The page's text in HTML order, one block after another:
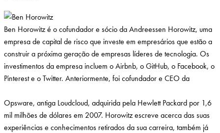
Ben Horowitz é o cofundador e sócio da Andreessen Horowitz, uma
empresa de capital de risco que investe em empresários que estão a
construir a próxima geração de empresas líderes de tecnologia. Os
investimentos da empresa incluem o Airbnb, o GitHub, o Facebook, o
Pinterest e o Twitter. Anteriormente, foi cofundador e CEO da
Opsware, antiga Loudcloud, adquirida pela Hewlett Packard por 1,6
mil milhões de dólares em 2007. Horowitz escreve acerca das suas
experiências e conhecimentos retirados da sua carreira, também já